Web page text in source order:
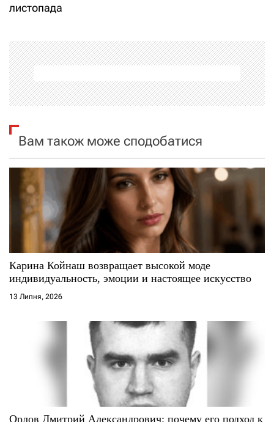
г
а
ц
і
а
п
с
і
в
листопада
Вам також може сподобатися
Карина Койнаш возвращает высокой моде
индивидуальность, эмоции и настоящее искусство
13 Липня, 2026
Орлов Дмитрий Александрович: почему его подход к